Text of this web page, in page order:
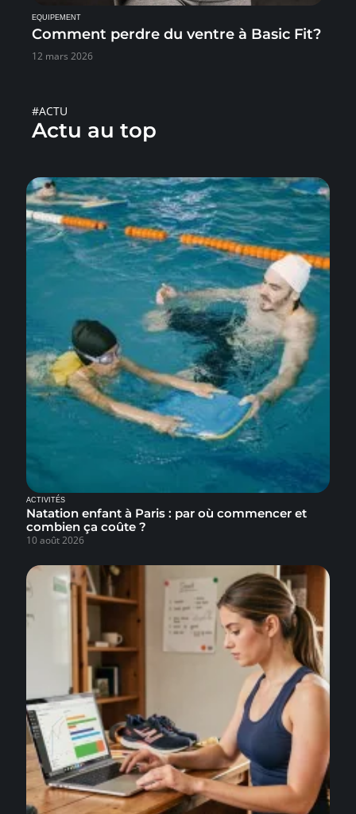
EQUIPEMENT
Comment perdre du ventre à Basic Fit?
12 mars 2026
#ACTU
Actu au top
ACTIVITÉS
Natation enfant à Paris : par où commencer et
combien ça coûte ?
10 août 2026